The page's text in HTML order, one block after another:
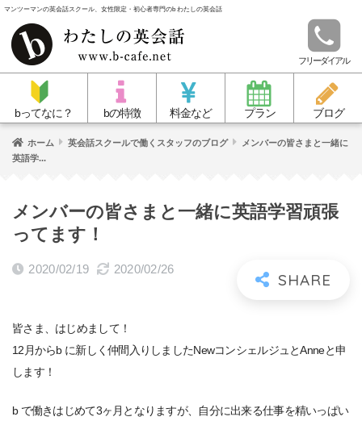
マンツーマンの英会話スクール、女性限定・初心者専門のb わたしの英会話
フリーダイアル
bってなに？ bの特徴 料金など プラン ブログ
ホーム 英会話スクールで働くスタッフのブログ
メンバーの皆さまと一緒に
英語学...
メンバーの皆さまと一緒に英語学習頑張
ってます！
2020/02/19 2020/02/26
皆さま、はじめまして！
12月からb に新しく仲間入りしましたNewコンシェルジュとAnneと申
します！
b で働きはじめて3ヶ月となりますが、自分に出来る仕事を精いっぱい